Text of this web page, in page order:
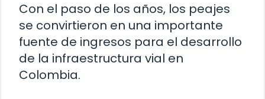
Con el paso de los años, los peajes
se convirtieron en una importante
fuente de ingresos para el desarrollo
de la infraestructura vial en
Colombia.